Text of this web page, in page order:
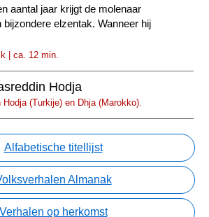
aantal jaar krijgt de molenaar
bijzondere elzentak. Wanneer hij
| ca. 12 min.
Hodja
Hodja (Turkije) en Dhja (Marokko).
Alfabetische titellijst
Almanak
Verhalen op herkomst